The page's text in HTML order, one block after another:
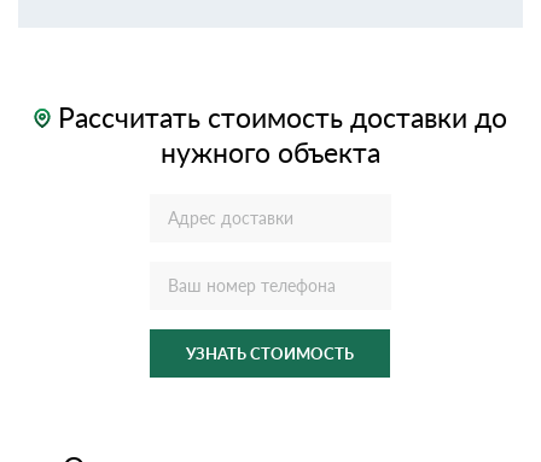
Рассчитать стоимость доставки до
нужного объекта
УЗНАТЬ СТОИМОСТЬ